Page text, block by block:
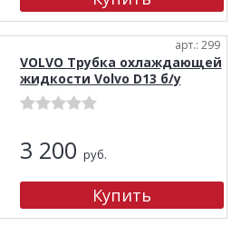
арт.: 299
VOLVO Трубка охлаждающей
жидкости Volvo D13 б/у
3 200 руб.